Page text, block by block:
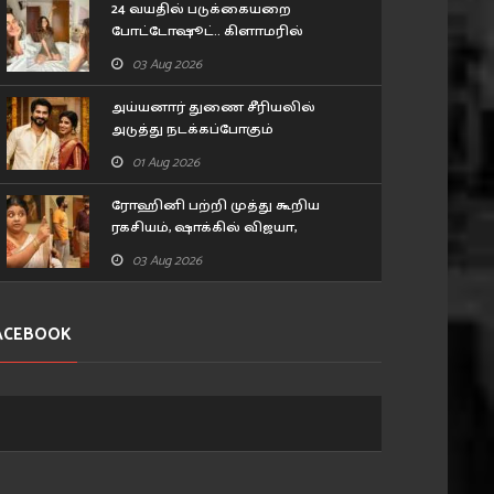
24 வயதில் படுக்கையறை
போட்டோஷூட்.. கிளாமரில்
மிரட்டும் 'பாபநாசம்' பாப்பா
எஸ்தர் அனில்!
03 Aug 2026
அய்யனார் துணை சீரியலில்
அடுத்து நடக்கப்போகும்
திருமணம்.. ரசிகர்களுக்கு
சர்ப்ரைஸ்
01 Aug 2026
ரோஹினி பற்றி முத்து கூறிய
ரகசியம், ஷாக்கில் விஜயா,
மனோஜ்... சிறகடிக்க ஆசை
சீரியல் எபிசோட்
03 Aug 2026